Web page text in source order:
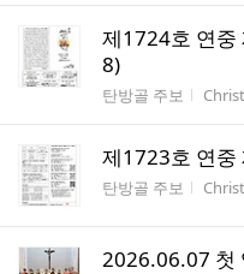
제1724호 연
8)
게시판명
탄방골 주보 작성
제1723호 연
게시판명
탄방골 주보 작성
2026.06.07 첫